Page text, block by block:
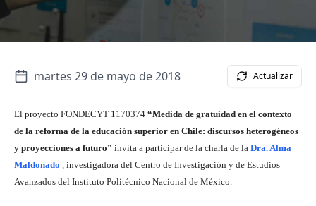
martes 29 de mayo de 2018 Actualizar
El proyecto FONDECYT 1170374 “Medida de gratuidad en el contexto
de la reforma de la educación superior en Chile: discursos heterogéneos
y proyecciones a futuro” invita a participar de la charla de la Dra. Alma
Maldonado , investigadora del Centro de Investigación y de Estudios
Avanzados del Instituto Politécnico Nacional de México.